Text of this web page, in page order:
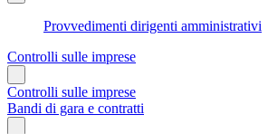
Provvedimenti dirigenti amministrativi
Controlli sulle imprese
Controlli sulle imprese
Bandi di gara e contratti